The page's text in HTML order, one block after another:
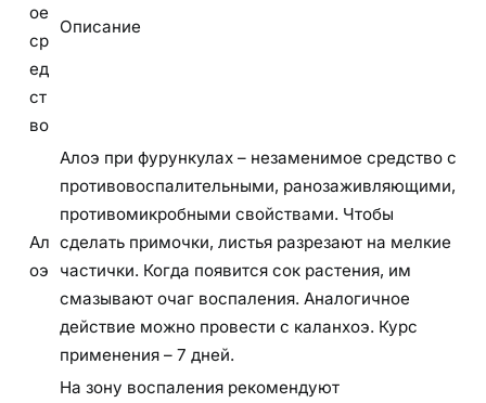
ое
ср
ед
ст
во
Описание
Ал
оэ
Алоэ при фурункулах – незаменимое средство с
противовоспалительными, ранозаживляющими,
противомикробными свойствами. Чтобы
сделать примочки, листья разрезают на мелкие
частички. Когда появится сок растения, им
смазывают очаг воспаления. Аналогичное
действие можно провести с каланхоэ. Курс
применения – 7 дней.
На зону воспаления рекомендуют